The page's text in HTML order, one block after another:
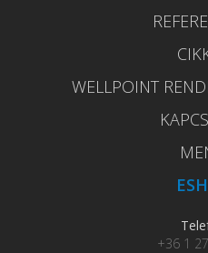
WELLPOINT
+36 1